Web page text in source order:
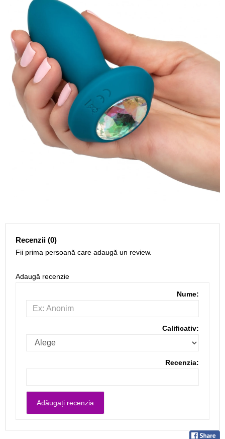
Recenzii (0)
Fii prima persoană care adaugă un review.
Adaugă recenzie
Nume:
Calificativ:
Recenzia: